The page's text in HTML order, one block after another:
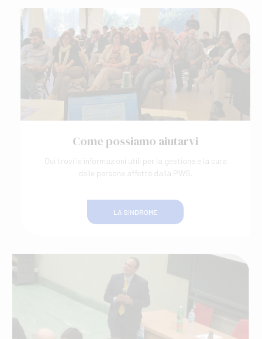
Come possiamo aiutarvi
Qui trovi le informazioni utili per la gestione e la cura
delle persone affette dalla PWS.
LA SINDROME